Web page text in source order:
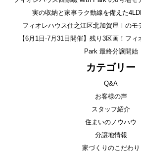
実の収納と家事ラク動線を備えた
フィオレハウス住之江区北加賀屋Ⅰのモ
【6月1日-7月31日開催】残り3区画！フ
Park 最終分譲開始
カテゴリー
Q&A
お客様の声
スタッフ紹介
住まいのノウハウ
分譲地情報
家づくりのこだわり